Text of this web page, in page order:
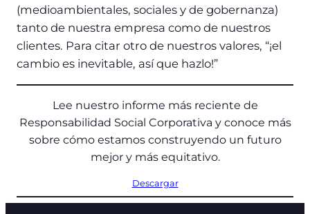
(medioambientales, sociales y de gobernanza)
tanto de nuestra empresa como de nuestros
clientes. Para citar otro de nuestros valores, “¡el
cambio es inevitable, así que hazlo!”
Lee nuestro informe más reciente de
Responsabilidad Social Corporativa y conoce más
sobre cómo estamos construyendo un futuro
mejor y más equitativo.
Descargar